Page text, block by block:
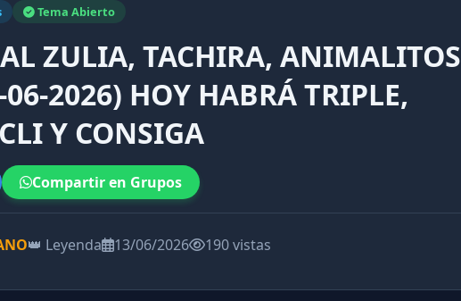
Tema Abierto
ZULIA, TACHIRA, ANIMALITOS
2026) HOY HABRÁ TRIPLE,
Y CONSIGA
Compartir en Grupos
👑 Leyenda 13/06/2026 190 vistas